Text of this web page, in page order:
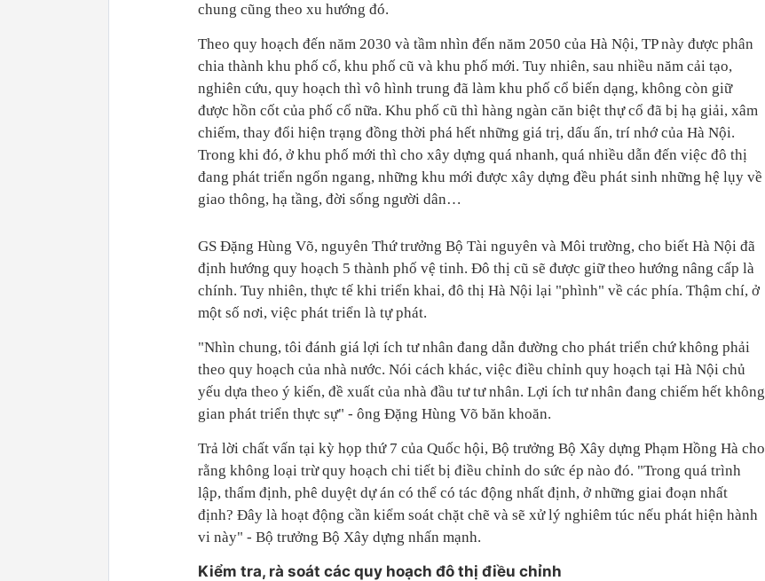
chung cũng theo xu hướng đó.
Theo quy hoạch đến năm 2030 và tầm nhìn đến năm 2050 của Hà Nội, TP này được phân
chia thành khu phố cổ, khu phố cũ và khu phố mới. Tuy nhiên, sau nhiều năm cải tạo,
nghiên cứu, quy hoạch thì vô hình trung đã làm khu phố cổ biến dạng, không còn giữ
được hồn cốt của phố cổ nữa. Khu phố cũ thì hàng ngàn căn biệt thự cổ đã bị hạ giải, xâm
chiếm, thay đổi hiện trạng đồng thời phá hết những giá trị, dấu ấn, trí nhớ của Hà Nội.
Trong khi đó, ở khu phố mới thì cho xây dựng quá nhanh, quá nhiều dẫn đến việc đô thị
đang phát triển ngổn ngang, những khu mới được xây dựng đều phát sinh những hệ lụy về
giao thông, hạ tầng, đời sống người dân…
GS Đặng Hùng Võ, nguyên Thứ trưởng Bộ Tài nguyên và Môi trường, cho biết Hà Nội đã
định hướng quy hoạch 5 thành phố vệ tinh. Đô thị cũ sẽ được giữ theo hướng nâng cấp là
chính. Tuy nhiên, thực tế khi triển khai, đô thị Hà Nội lại "phình" về các phía. Thậm chí, ở
một số nơi, việc phát triển là tự phát.
"Nhìn chung, tôi đánh giá lợi ích tư nhân đang dẫn đường cho phát triển chứ không phải
theo quy hoạch của nhà nước. Nói cách khác, việc điều chỉnh quy hoạch tại Hà Nội chủ
yếu dựa theo ý kiến, đề xuất của nhà đầu tư tư nhân. Lợi ích tư nhân đang chiếm hết không
gian phát triển thực sự" - ông Đặng Hùng Võ băn khoăn.
Trả lời chất vấn tại kỳ họp thứ 7 của Quốc hội, Bộ trưởng Bộ Xây dựng Phạm Hồng Hà cho
rằng không loại trừ quy hoạch chi tiết bị điều chỉnh do sức ép nào đó. "Trong quá trình
lập, thẩm định, phê duyệt dự án có thể có tác động nhất định, ở những giai đoạn nhất
định? Đây là hoạt động cần kiểm soát chặt chẽ và sẽ xử lý nghiêm túc nếu phát hiện hành
vi này" - Bộ trưởng Bộ Xây dựng nhấn mạnh.
Kiểm tra, rà soát các quy hoạch đô thị điều chỉnh